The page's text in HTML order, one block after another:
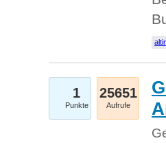
1
Punkte
25651
Aufrufe